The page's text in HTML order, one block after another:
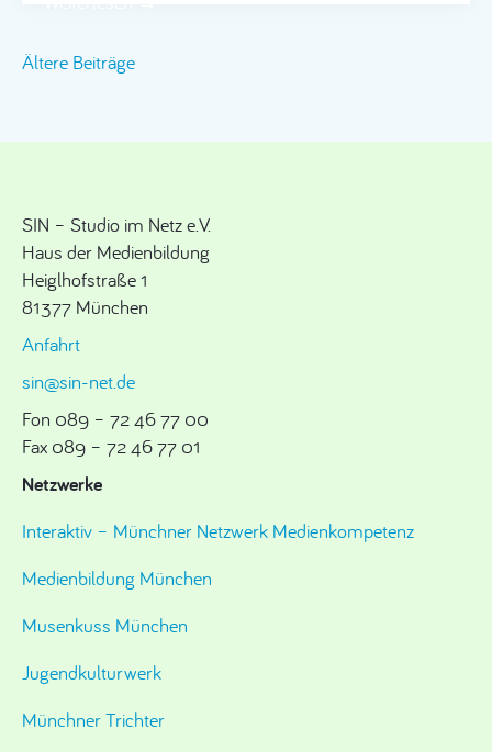
Beitragsnavigation
Ältere Beiträge
SIN – Studio im Netz e.V.
Haus der Medienbildung
Heiglhofstraße 1
81377 München
Anfahrt
sin@sin-net.de
Fon 089 – 72 46 77 00
Fax 089 – 72 46 77 01
Netzwerke
Interaktiv – Münchner Netzwerk Medienkompetenz
Medienbildung München
Musenkuss München
Jugendkulturwerk
Münchner Trichter